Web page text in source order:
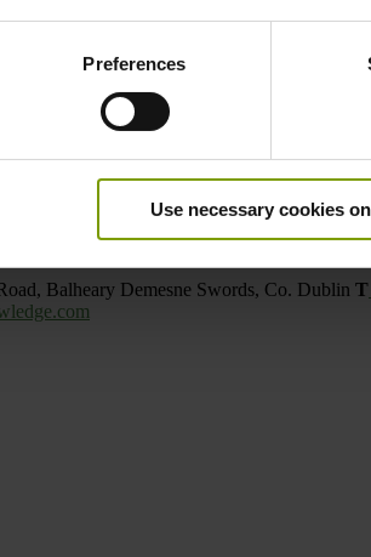
Preferences
Use necessary cookies
Balheary Demesne Swords, Co. Dublin T